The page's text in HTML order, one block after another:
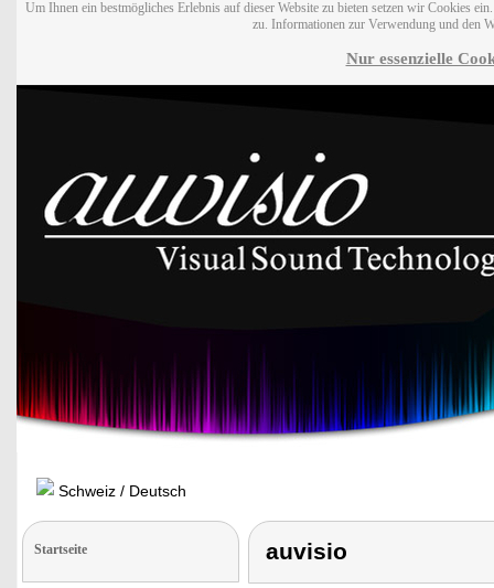
Um Ihnen ein bestmögliches Erlebnis auf dieser Website zu bieten setzen wir Cookies
zu. Informationen zur Verwendung und den
Nur essenzielle
Schweiz / Deutsch
Startseite auvisio